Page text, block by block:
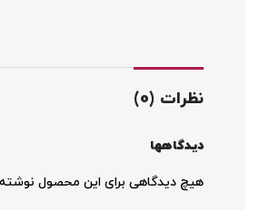
نظرات (0)
دیدگاهها
هیچ دیدگاهی برای این محصول